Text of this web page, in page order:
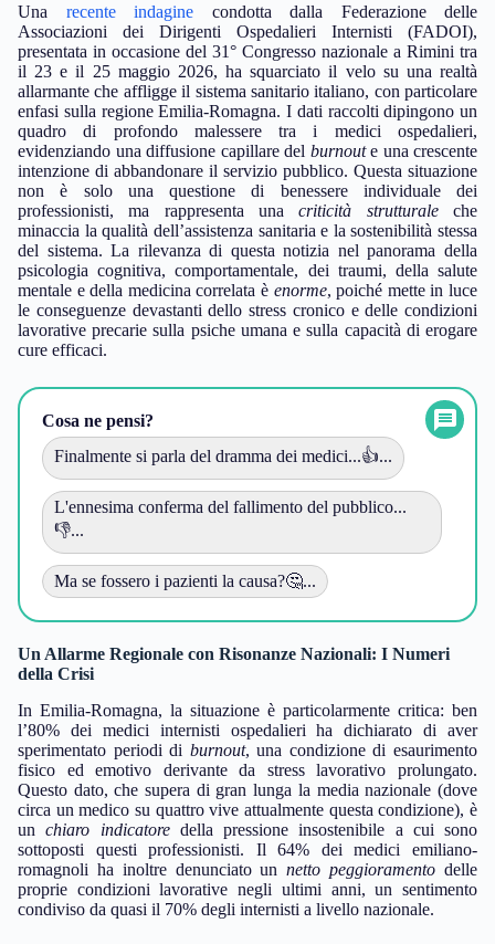
Una recente indagine condotta dalla Federazione delle
Associazioni dei Dirigenti Ospedalieri Internisti (FADOI),
presentata in occasione del 31° Congresso nazionale a Rimini tra
il 23 e il 25 maggio 2026, ha squarciato il velo su una realtà
allarmante che affligge il sistema sanitario italiano, con particolare
enfasi sulla regione Emilia-Romagna. I dati raccolti dipingono un
quadro di profondo malessere tra i medici ospedalieri,
evidenziando una diffusione capillare del burnoute una crescente
intenzione di abbandonare il servizio pubblico. Questa situazione
non è solo una questione di benessere individuale dei
professionisti, ma rappresenta unacriticità strutturaleche
minaccia la qualità dell’assistenza sanitaria e la sostenibilità stessa
del sistema. La rilevanza di questa notizia nel panorama della
psicologia cognitiva, comportamentale, dei traumi, della salute
mentale e della medicina correlata è enorme, poiché mette in luce
le conseguenze devastanti dello stress cronico e delle condizioni
lavorative precarie sulla psiche umana e sulla capacità di erogare
cure efficaci.
Cosa ne pensi?
Finalmente si parla del dramma dei medici...👍...
L'ennesima conferma del fallimento del pubblico...
👎...
Ma se fossero i pazienti la causa?🤔...
Un Allarme Regionale con Risonanze Nazionali: I Numeri
della Crisi
In Emilia-Romagna, la situazione è particolarmente critica: ben
l’80% dei medici internisti ospedalieri ha dichiarato di aver
sperimentato periodi di burnout, una condizione di esaurimento
fisico ed emotivo derivante da stress lavorativo prolungato.
Questo dato, che supera di gran lunga la media nazionale (dove
circa un medico su quattro vive attualmente questa condizione), è
unchiaro indicatoredella pressione insostenibile a cui sono
sottoposti questi professionisti. Il 64% dei medici emiliano-
romagnoli ha inoltre denunciato unnetto peggioramento delle
proprie condizioni lavorative negli ultimi anni, un sentimento
condiviso da quasi il 70% degli internisti a livello nazionale.